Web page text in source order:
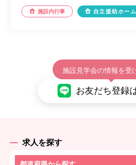
施設内行事 自立援助ホーム
施設見学会の情報を受
お友だち登録
求人を探す